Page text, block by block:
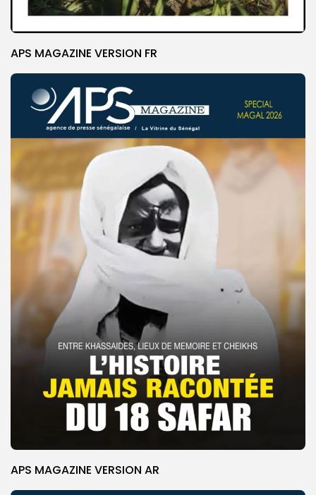
APS MAGAZINE VERSION FR
APS MAGAZINE VERSION AR